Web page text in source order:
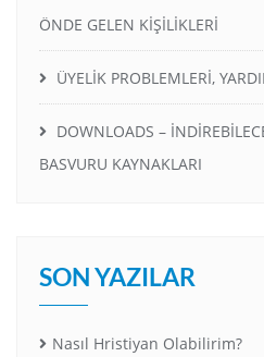
ÖNDE GELEN KİŞİLİKLERİ
ÜYELİK PROBLEMLERİ,
DOWNLOADS –
BASVURU KAYNAKLARI
SON YAZILAR
Nasıl Hristiyan Olabilirim?